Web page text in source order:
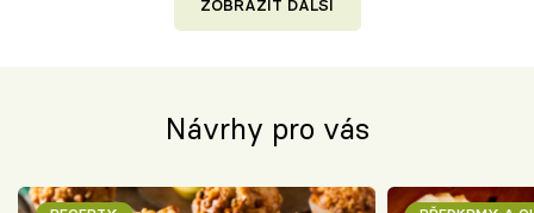
ZOBRAZIT DALŠÍ
Návrhy pro vás